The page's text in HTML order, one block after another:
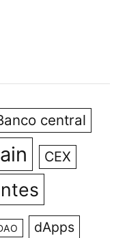
central
CEX
dApps